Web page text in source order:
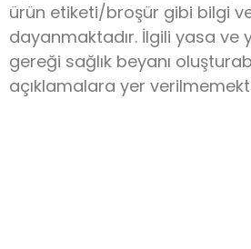
ürün etiketi/broşür gibi bilgi
dayanmaktadır. İlgili yasa ve
gereği sağlık beyanı
açıklamalara yer